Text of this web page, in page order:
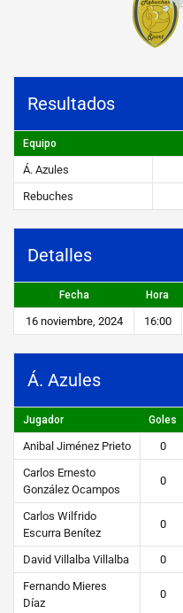
s
e
b
c
e
s
STEIBI
https://steibi.org.py/wp-
WEB-
2.png
Resultados
Equipo
Á. Azules
Rebuches
Detalles
Fecha Hora
16 noviembre, 2024 16:00
Á. Azules
Jugador Goles
Anibal Jiménez Prieto 0
Carlos Ernesto
González Ocampos
0
Carlos Wilfrido
Escurra Benítez
0
David Villalba Villalba 0
Fernando Mieres
Díaz
0